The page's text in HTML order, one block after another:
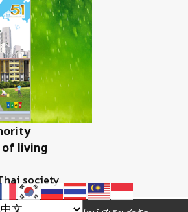
living
society